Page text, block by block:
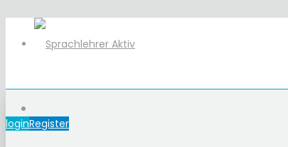
loginRegister